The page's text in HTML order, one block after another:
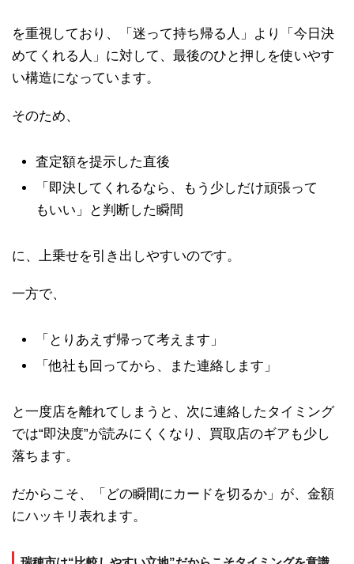
を重視しており、「迷って持ち帰る人」より「今日決
めてくれる人」に対して、最後のひと押しを使いやす
い構造になっています。
そのため、
査定額を提示した直後
「即決してくれるなら、もう少しだけ頑張って
もいい」と判断した瞬間
に、上乗せを引き出しやすいのです。
一方で、
「とりあえず帰って考えます」
「他社も回ってから、また連絡します」
と一度店を離れてしまうと、次に連絡したタイミング
では“即決度”が読みにくくなり、買取店のギアも少し
落ちます。
だからこそ、「どの瞬間にカードを切るか」が、金額
にハッキリ表れます。